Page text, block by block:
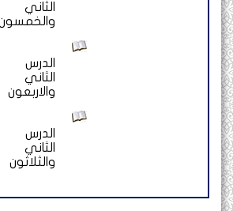
الثاني
والخمسون
الدرس
الثاني
والاربعون
الدرس
الثاني
والثلاثون